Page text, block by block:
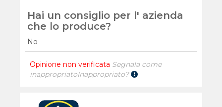
Hai un consiglio per l' azienda
che lo produce?
No
Opinione non verificata Segnala come
inappropriatoInappropriato?